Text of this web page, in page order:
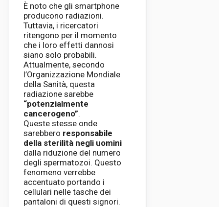
È noto che gli smartphone
producono radiazioni.
Tuttavia, i ricercatori
ritengono per il momento
che i loro effetti dannosi
siano solo probabili.
Attualmente, secondo
l’Organizzazione Mondiale
della Sanità, questa
radiazione sarebbe
“potenzialmente
cancerogeno”.
Queste stesse onde
sarebbero responsabile
della sterilità negli uomini
dalla riduzione del numero
degli spermatozoi. Questo
fenomeno verrebbe
accentuato portando i
cellulari nelle tasche dei
pantaloni di questi signori.